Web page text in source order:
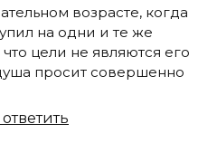
возрасте, когда
на одни и те же
цели не являются его
просит совершенно